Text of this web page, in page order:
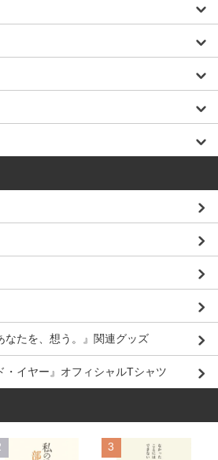
なたを、想う。』関連グッズ
・イヤー』オフィシャルTシャツ
3